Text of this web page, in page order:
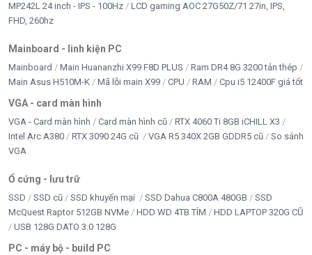
MP242L 24 inch - IPS - 100Hz
LCD gaming AOC 27G50Z/71 27in, IPS,
FHD, 260hz
Mainboard - linh kiện PC
Mainboard Main Huananzhi X99 F8D PLUS
Ram DR4 8G 3200 tản thép
Main Asus H510M-K
Mã lỗi main X99 CPU RAM Cpu i5 12400F giá tốt
VGA - card màn hình
VGA - Card màn hình Card màn hình cũ
RTX 4060 Ti 8GB iCHILL X3
Intel Arc A380
RTX 3090 24G cũ VGA R5 340X 2GB GDDR5 cũ
So sánh
VGA
Ổ cứng - lưu trữ
SSD SSD cũ SSD khuyến mại SSD Dahua C800A 480GB
SSD
McQuest Raptor 512GB NVMe
HDD WD 4TB TÍM
HDD LAPTOP 320G CŨ
USB 128G DATO 3.0 128G
PC - máy bộ - build PC